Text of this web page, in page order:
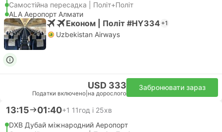
Самостійна пересадка | Політ+Політ
ALA Аеропорт Алмати
Економ | Політ #HY334 +1
Uzbekistan Airways
USD 333
Податки включено на дорослого
Забронювати зараз
13:15 01:40+1 11год і 25хв
DXB Дубай міжнародний Аеропорт